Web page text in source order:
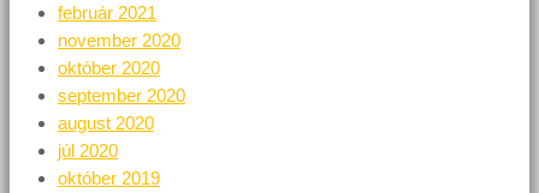
február 2021
november 2020
október 2020
september 2020
august 2020
júl 2020
október 2019